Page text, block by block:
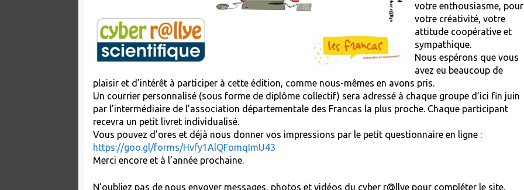
votre enthousiasme, pour
votre créativité, votre
attitude coopérative et
sympathique.
Nous espérons que vous
avez eu beaucoup de
plaisir et d’intérêt à participer à cette édition, comme nous-mêmes en avons pris.
Un courrier personnalisé (sous forme de diplôme collectif) sera adressé à chaque groupe d’ici fin juin
par l’intermédiaire de l’association départementale des Francas la plus proche. Chaque participant
recevra un petit livret individualisé.
Vous pouvez d’ores et déjà nous donner vos impressions par le petit questionnaire en ligne :
https://goo.gl/forms/Hvfy1AlQFomqImU43
Merci encore et à l’année prochaine.
N’oubliez pas de nous envoyer messages, photos et vidéos du cyber r@llye pour compléter le site.